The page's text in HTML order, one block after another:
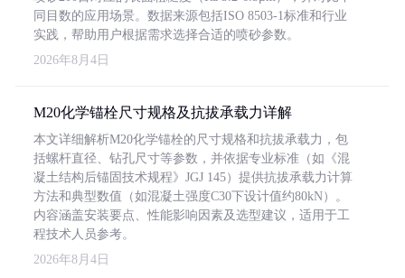
同目数的应用场景。数据来源包括ISO 8503-1标准和行业
实践，帮助用户根据需求选择合适的喷砂参数。
2026年8月4日
M20化学锚栓尺寸规格及抗拔承载力详解
本文详细解析M20化学锚栓的尺寸规格和抗拔承载力，包
括螺杆直径、钻孔尺寸等参数，并依据专业标准（如《混
凝土结构后锚固技术规程》JGJ 145）提供抗拔承载力计算
方法和典型数值（如混凝土强度C30下设计值约80kN）。
内容涵盖安装要点、性能影响因素及选型建议，适用于工
程技术人员参考。
2026年8月4日